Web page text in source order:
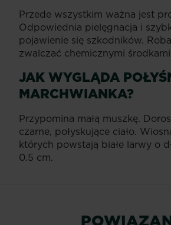
Przede wszystkim ważna jest
Odpowiednia pielęgnacja i
pojawienie się szkodników.
zwalczać chemicznymi
JAK WYGLĄDA
MARCHWIANKA?
Przypomina małą muszkę.
czarne, połyskujące ciało.
których powstają białe larwy o
0.5 cm.